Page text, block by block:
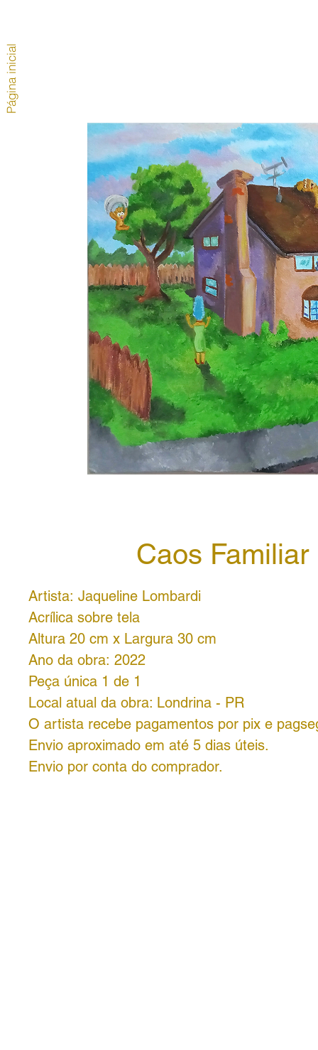
Caos Familiar
Artista: Jaqueline Lombardi
Acrílica sobre tela
Altura 20 cm x Largura 30 cm
Ano da obra: 2022
Peça única 1 de 1
Local atual da obra: Londrina - PR
O artista recebe pagamentos por pix e
Envio aproximado em até 5 dias úteis.
Envio por conta do comprador.
Página inicial